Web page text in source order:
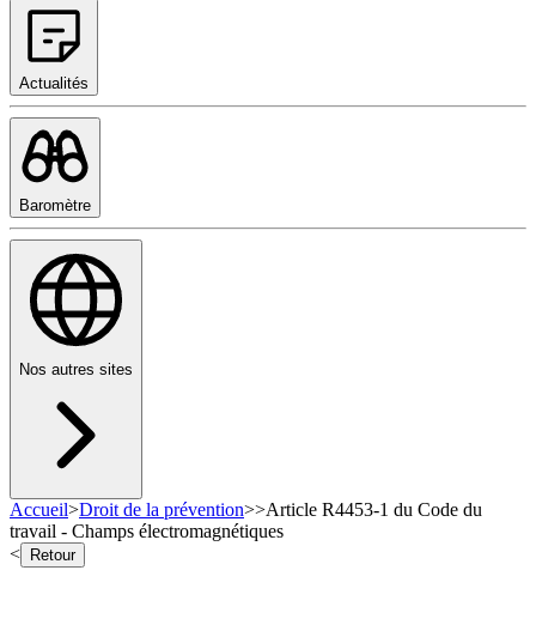
Actualités
Baromètre
Nos autres sites
Accueil>Droit de la prévention>>Article R4453-1 du Code du
travail - Champs électromagnétiques
<
Retour